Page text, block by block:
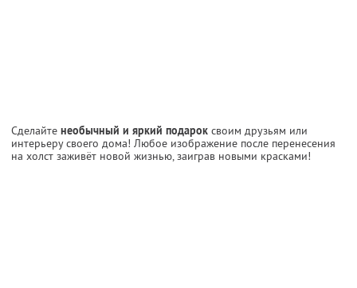
Сделайте необычный и яркий подарок своим друзьям или
интерьеру своего дома! Любое изображение после перенесения
на холст заживёт новой жизнью, заиграв новыми красками!